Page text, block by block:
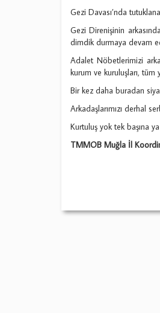
Gezi Davası’nda
Gezi Direnişinin
dimdik durmaya devam
Adalet Nöbetlerimizi
kurum ve kuruluşları, tüm
Bir kez daha buradan
Arkadaşlarımızı derhal
Kurtuluş yok tek başına
TMMOB Muğla İl